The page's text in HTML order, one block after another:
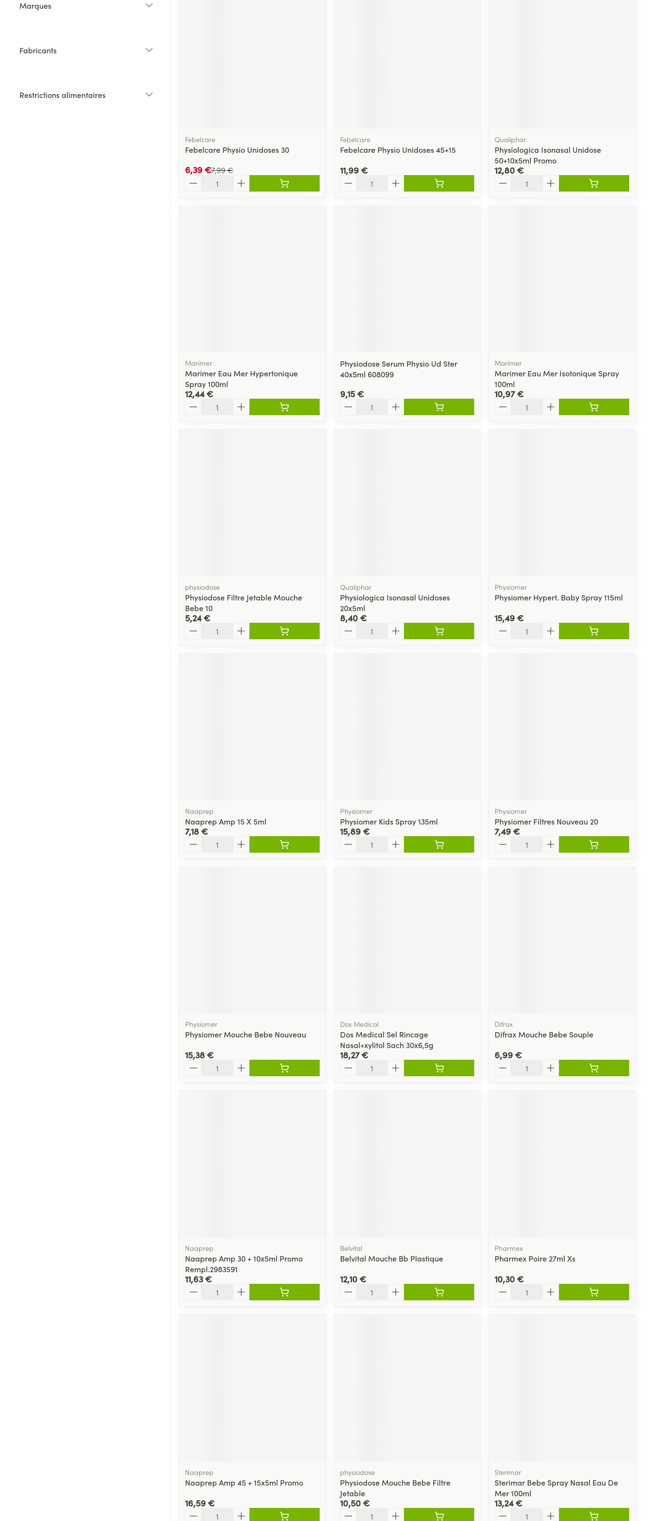
Marques
Fabricants
Restrictions alimentaires
Febelcare
Febelcare Physio Unidoses 30
7,99 €
6,39 €
Febelcare
Febelcare Physio Unidoses 45+15
11,99 €
Qualiphar
Physiologica Isonasal Unidose
50+10x5ml Promo
12,80 €
Marimer
Marimer Eau Mer Hypertonique
Spray 100ml
12,44 €
Physiodose Serum Physio Ud Ster
40x5ml 608099
9,15 €
Marimer
Marimer Eau Mer Isotonique Spray
100ml
10,97 €
physiodose
Physiodose Filtre Jetable Mouche
Bebe 10
5,24 €
Qualiphar
Physiologica Isonasal Unidoses
20x5ml
8,40 €
Physiomer
Physiomer Hypert. Baby Spray 115ml
15,49 €
Naaprep
Naaprep Amp 15 X 5ml
7,18 €
Physiomer
Physiomer Kids Spray 135ml
15,89 €
Physiomer
Physiomer Filtres Nouveau 20
7,49 €
Physiomer
Physiomer Mouche Bebe Nouveau
15,38 €
Dos Medical
Dos Medical Sel Rincage
Nasal+xylitol Sach 30x6,5g
18,27 €
Difrax
Difrax Mouche Bebe Souple
6,99 €
Naaprep
Naaprep Amp 30 + 10x5ml Promo
Rempl.2983591
11,63 €
Belvital
Belvital Mouche Bb Plastique
12,10 €
Pharmex
Pharmex Poire 27ml Xs
10,30 €
Naaprep
Naaprep Amp 45 + 15x5ml Promo
16,59 €
physiodose
Physiodose Mouche Bebe Filtre
Jetable
10,50 €
Sterimar
Sterimar Bebe Spray Nasal Eau De
Mer 100ml
13,24 €